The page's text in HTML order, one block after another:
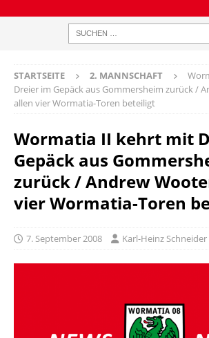
STARTSEITE 2. MANNSCHAFT
Dreier im Gepäck aus Gommersheim zurück /
allen vier Wormatia-Toren beteiligt
Wormatia II kehrt mit
Gepäck aus
zurück / Andrew
vier Wormatia-Toren
7. September 2008 Karl-Heinz Schneider